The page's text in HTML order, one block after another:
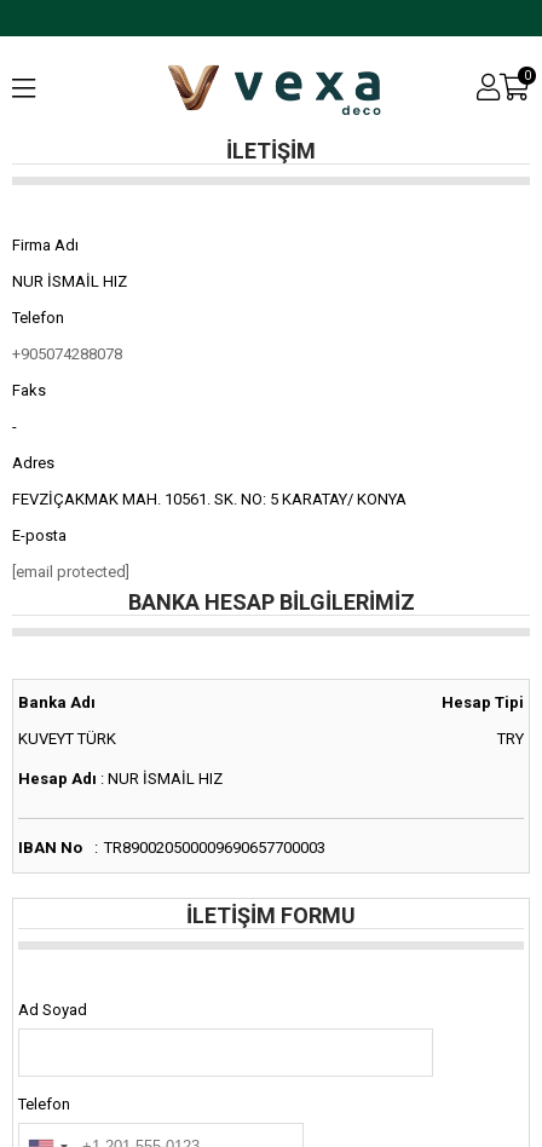
0
İLETIŞIM
Firma Adı
NUR İSMAİL HIZ
Telefon
+905074288078
Faks
-
Adres
FEVZİÇAKMAK MAH. 10561. SK. NO: 5 KARATAY/ KONYA
E-posta
[email protected]
BANKA HESAP BILGILERIMIZ
Banka Adı
KUVEYT TÜRK
Hesap Tipi
TRY
Hesap Adı : NUR İSMAİL HIZ
IBAN No : TR890020500009690657700003
İLETIŞIM FORMU
Ad Soyad
Telefon